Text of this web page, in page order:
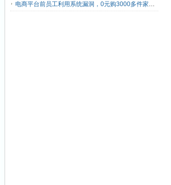
电商平台前员工利用系统漏洞，0元购3000多件家电！